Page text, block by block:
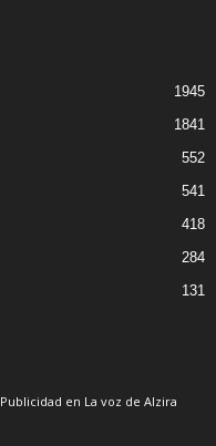
1945
1841
552
541
418
284
131
Publicidad en La voz de Alzira